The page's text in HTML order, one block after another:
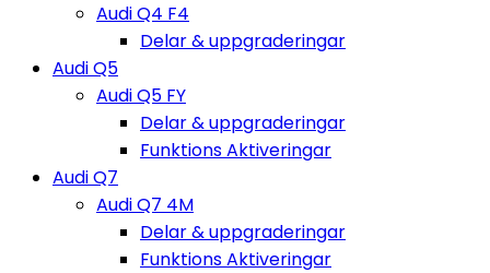
Audi Q4 F4
Delar & uppgraderingar
Audi Q5
Audi Q5 FY
Delar & uppgraderingar
Funktions Aktiveringar
Audi Q7
Audi Q7 4M
Delar & uppgraderingar
Funktions Aktiveringar